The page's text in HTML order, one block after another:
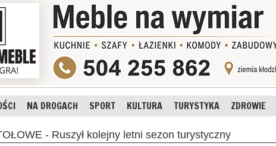
NA DROGACH SPORT KULTURA TURYSTYKA ZDROWIE
- Ruszył kolejny letni sezon turystyczny